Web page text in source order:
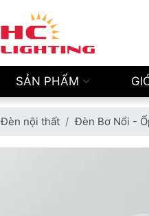
SẢN PHẨM
Đèn nội thất Đèn Bơ Nổi -